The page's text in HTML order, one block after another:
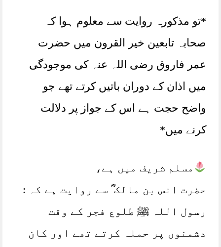
*تو مذکورہ روایت سے معلوم ہوا کہ
صحابہ تابعین خیر القرون میں حضرت
عمر فاروق رضی اللہ عنہ کی موجودگی
میں اذان کے دوران باتیں کرتے تھے جو
واضح حجت ہے اس کے جواز پر دلالت
کرنے میں*
مسلم شریف میں ہے،
حضرت انس بن مالک ؓ سے روایت ہے کہ :
رسول اللہ ﷺ طلوع فجر کے وقت
دشمنوں پر حملہ کرتے تھے اور کان